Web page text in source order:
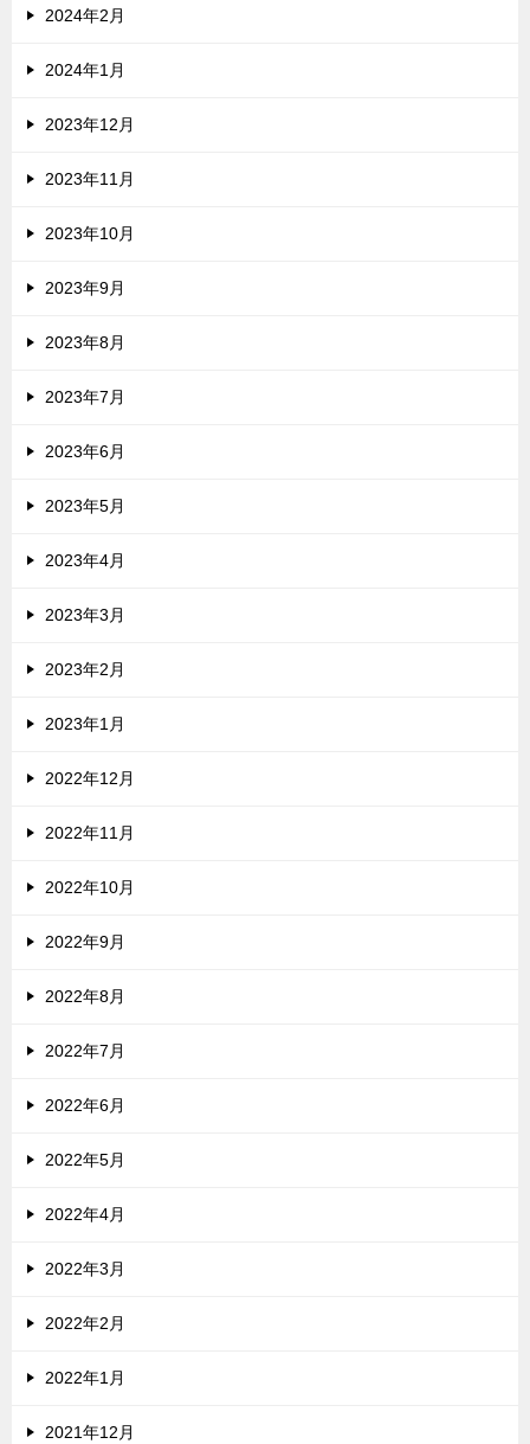
2024年2月
2024年1月
2023年12月
2023年11月
2023年10月
2023年9月
2023年8月
2023年7月
2023年6月
2023年5月
2023年4月
2023年3月
2023年2月
2023年1月
2022年12月
2022年11月
2022年10月
2022年9月
2022年8月
2022年7月
2022年6月
2022年5月
2022年4月
2022年3月
2022年2月
2022年1月
2021年12月